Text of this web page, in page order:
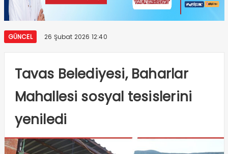
GÜNCEL 26 Şubat 2026 12:40
Tavas Belediyesi, Baharlar
Mahallesi sosyal tesislerini
yeniledi